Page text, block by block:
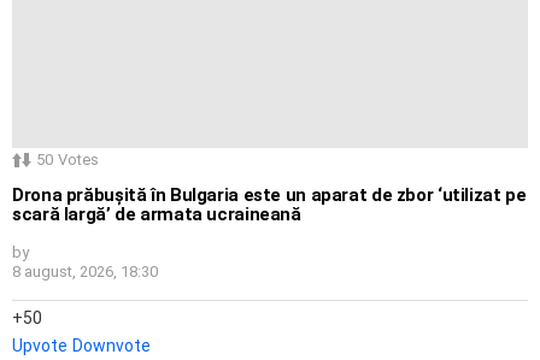
50 Votes
Drona prăbușită în Bulgaria este un aparat de zbor ‘utilizat pe
scară largă’ de armata ucraineană
by
8 august, 2026, 18:30
50
Upvote Downvote